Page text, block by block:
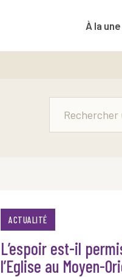
À la une
ACTUALITÉ
L’espoir est-il
l’Eglise au Moyen-